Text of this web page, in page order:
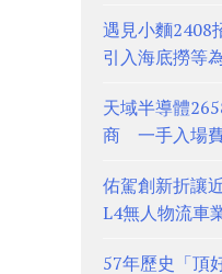
遇見小麵2408
引入海底撈等
天域半導體
商 一手入場
佑駕創新折讓
L4無人物流車
57年歷史「頂